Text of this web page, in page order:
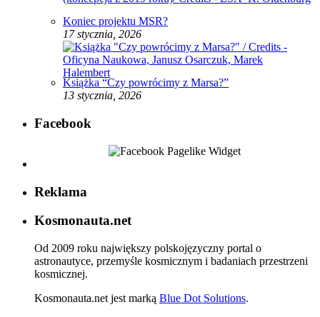
Koniec projektu MSR?
17 stycznia, 2026
Książka “Czy powrócimy z Marsa?”
13 stycznia, 2026
Facebook
Reklama
Kosmonauta.net
Od 2009 roku największy polskojęzyczny portal o
astronautyce, przemyśle kosmicznym i badaniach przestrzeni
kosmicznej.
Kosmonauta.net jest marką Blue Dot Solutions.